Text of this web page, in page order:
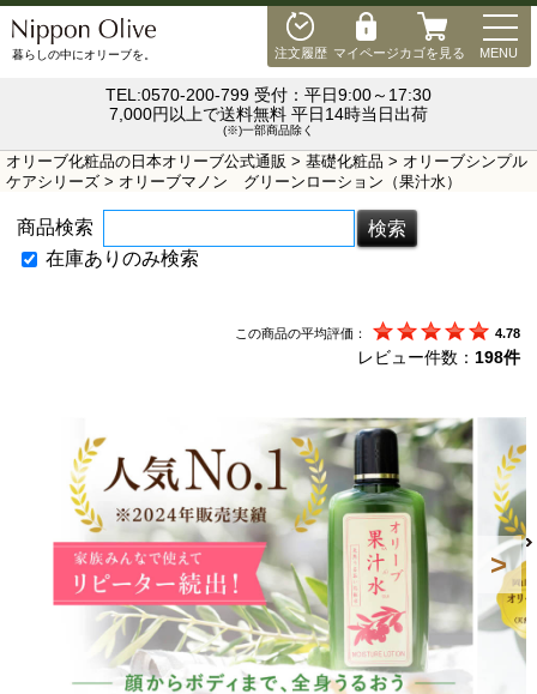
注文履歴 マイページカゴを見る MENU
暮らしの中にオリーブを。
TEL:0570-200-799 受付：平日9:00～17:30
7,000円以上で送料無料 平日14時当日出荷
(※)一部商品除く
オリーブ化粧品の日本オリーブ公式通販 > 基礎化粧品 > オリーブシンプル
ケアシリーズ > オリーブマノン グリーンローション（果汁水）
商品検索
在庫ありのみ検索
この商品の平均評価： 4.78
レビュー件数： 198件